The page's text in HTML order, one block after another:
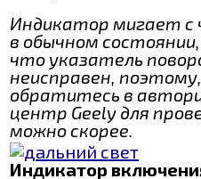
Индикатор мигает
в обычном
что указатель
неисправен,
обратитесь в
центр Geely для
можно скорее.
Индикатор